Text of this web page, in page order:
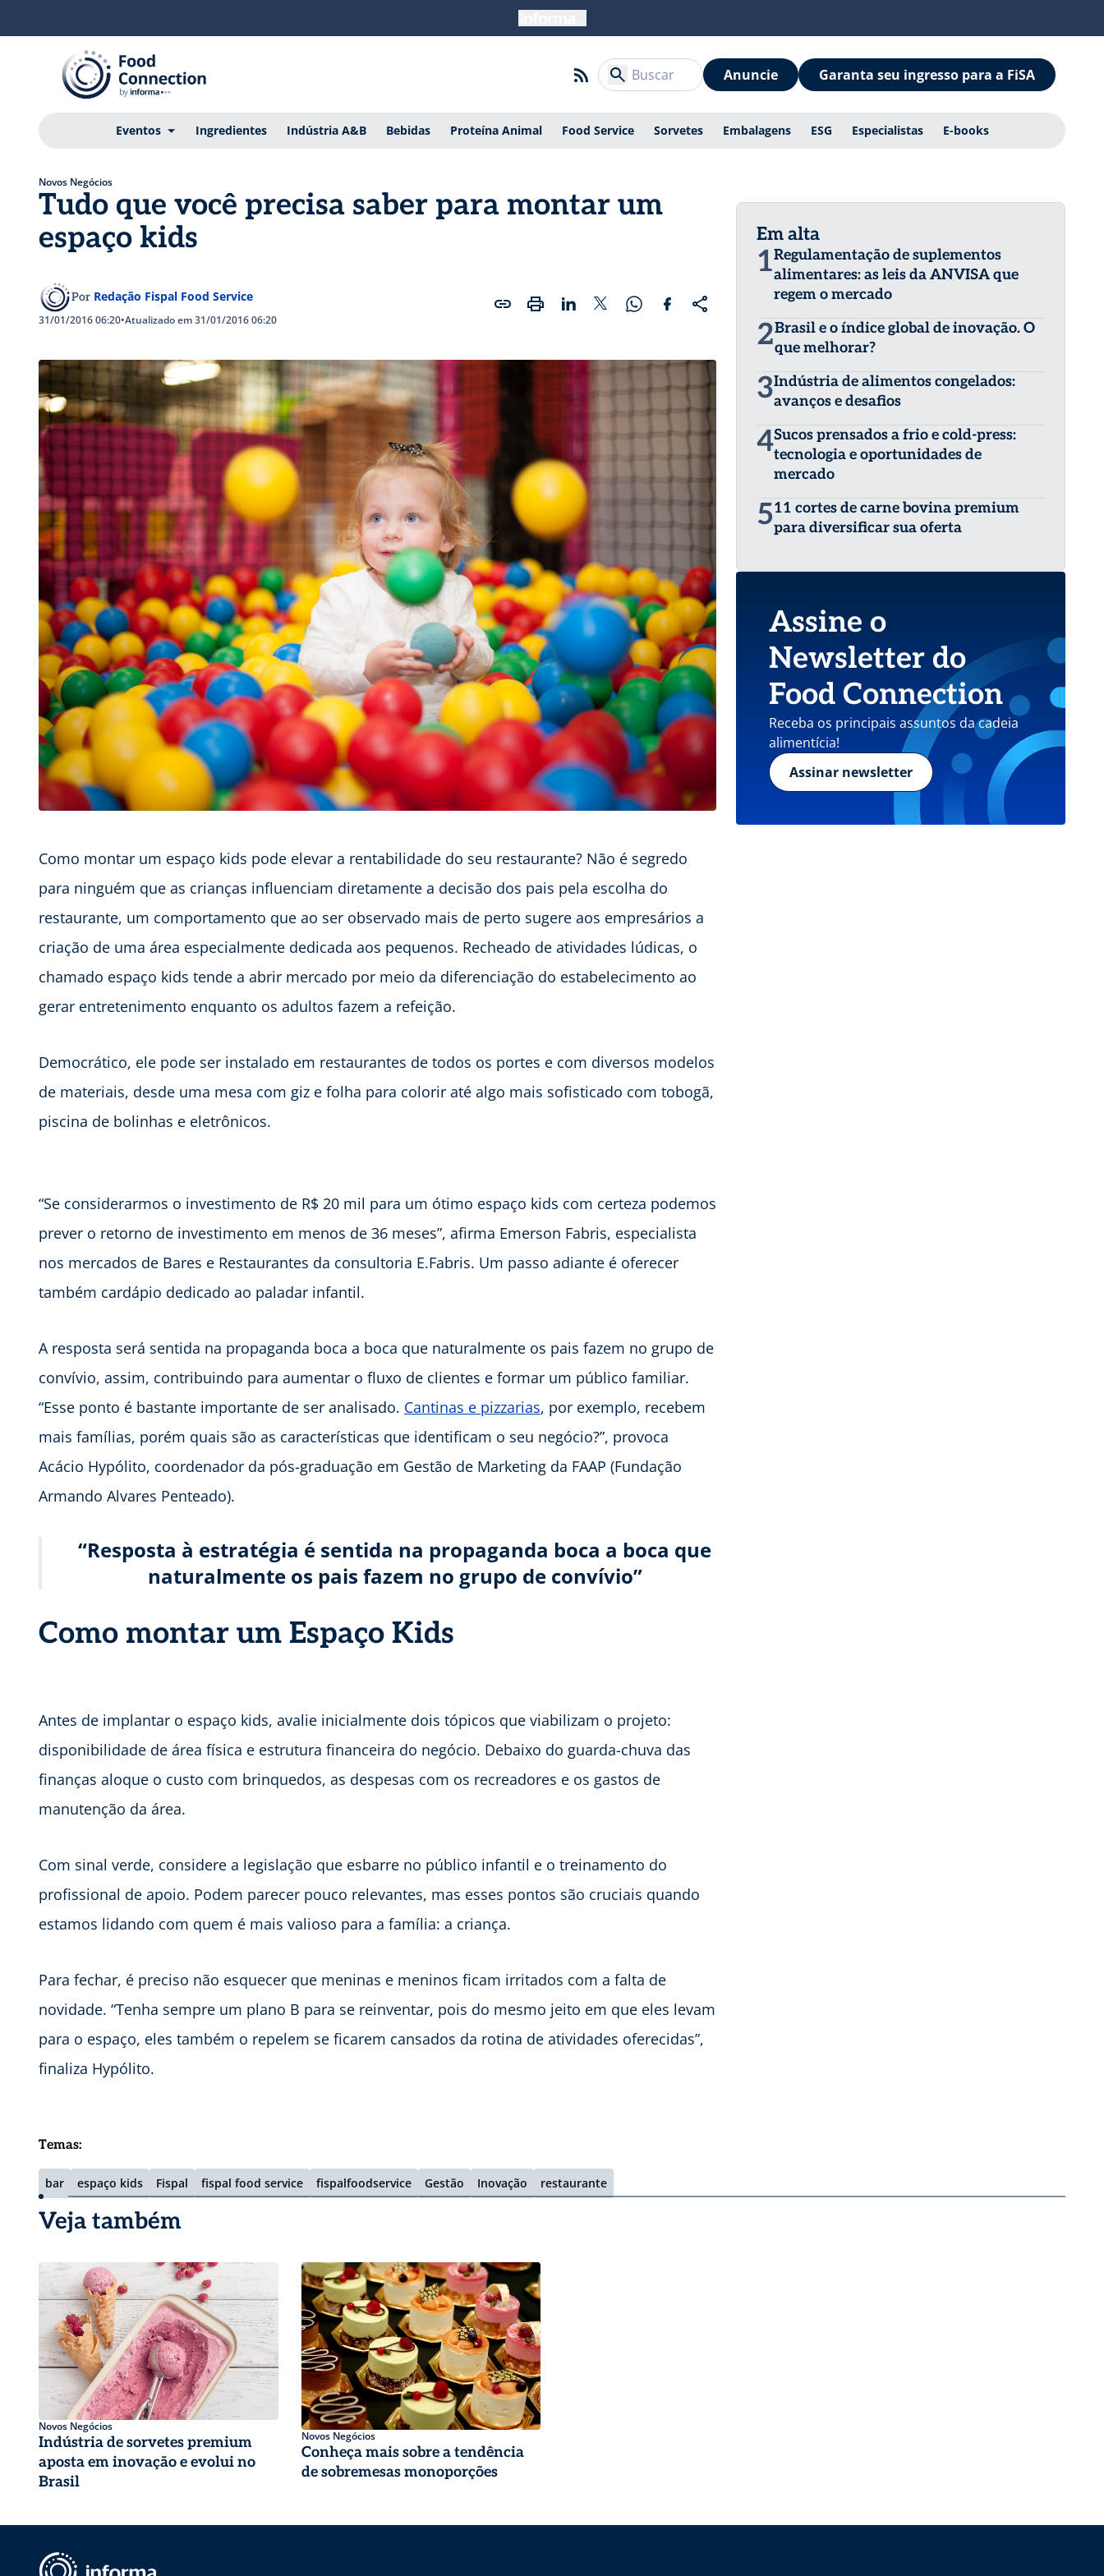
Anuncie Garanta seu ingresso para a FiSA
Eventos Ingredientes Indústria A&B Bebidas Proteína Animal Food Service Sorvetes Embalagens ESG Especialistas E-books
Novos Negócios
Tudo que você precisa saber para montar um
espaço kids
Por Redação Fispal Food Service
31/01/2016 06:20•Atualizado em 31/01/2016 06:20
Como montar um espaço kids pode elevar a rentabilidade do seu restaurante? Não é segredo
para ninguém que as crianças influenciam diretamente a decisão dos pais pela escolha do
restaurante, um comportamento que ao ser observado mais de perto sugere aos empresários a
criação de uma área especialmente dedicada aos pequenos. Recheado de atividades lúdicas, o
chamado espaço kids tende a abrir mercado por meio da diferenciação do estabelecimento ao
gerar entretenimento enquanto os adultos fazem a refeição.
Democrático, ele pode ser instalado em restaurantes de todos os portes e com diversos modelos
de materiais, desde uma mesa com giz e folha para colorir até algo mais sofisticado com tobogã,
piscina de bolinhas e eletrônicos.
“Se considerarmos o investimento de R$ 20 mil para um ótimo espaço kids com certeza podemos
prever o retorno de investimento em menos de 36 meses”, afirma Emerson Fabris, especialista
nos mercados de Bares e Restaurantes da consultoria E.Fabris. Um passo adiante é oferecer
também cardápio dedicado ao paladar infantil.
A resposta será sentida na propaganda boca a boca que naturalmente os pais fazem no grupo de
convívio, assim, contribuindo para aumentar o fluxo de clientes e formar um público familiar.
“Esse ponto é bastante importante de ser analisado. Cantinas e pizzarias, por exemplo, recebem
mais famílias, porém quais são as características que identificam o seu negócio?”, provoca
Acácio Hypólito, coordenador da pós-graduação em Gestão de Marketing da FAAP (Fundação
Armando Alvares Penteado).
“Resposta à estratégia é sentida na propaganda boca a boca que
naturalmente os pais fazem no grupo de convívio”
Como montar um Espaço Kids
Antes de implantar o espaço kids, avalie inicialmente dois tópicos que viabilizam o projeto:
disponibilidade de área física e estrutura financeira do negócio. Debaixo do guarda-chuva das
finanças aloque o custo com brinquedos, as despesas com os recreadores e os gastos de
manutenção da área.
Com sinal verde, considere a legislação que esbarre no público infantil e o treinamento do
profissional de apoio. Podem parecer pouco relevantes, mas esses pontos são cruciais quando
estamos lidando com quem é mais valioso para a família: a criança.
Para fechar, é preciso não esquecer que meninas e meninos ficam irritados com a falta de
novidade. “Tenha sempre um plano B para se reinventar, pois do mesmo jeito em que eles levam
para o espaço, eles também o repelem se ficarem cansados da rotina de atividades oferecidas”,
finaliza Hypólito.
Temas:
bar espaço kids Fispal fispal food service fispalfoodservice Gestão Inovação restaurante
Em alta
1Regulamentação de suplementos
alimentares: as leis da ANVISA que
regem o mercado
2Brasil e o índice global de inovação. O
que melhorar?
3Indústria de alimentos congelados:
avanços e desafios
4Sucos prensados a frio e cold-press:
tecnologia e oportunidades de
mercado
511 cortes de carne bovina premium
para diversificar sua oferta
Assine o
Newsletter do
Food Connection
Receba os principais assuntos da cadeia
alimentícia!
Assinar newsletter
Veja também
Novos Negócios
Indústria de sorvetes premium
aposta em inovação e evolui no
Brasil
Novos Negócios
Conheça mais sobre a tendência
de sobremesas monoporções